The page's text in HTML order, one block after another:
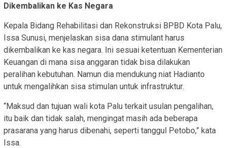
Dikembalikan ke Kas Negara
Kepala Bidang Rehabilitasi dan Rekonstruksi BPBD Kota Palu,
Issa Sunusi, menjelaskan sisa dana stimulant harus
dikembalikan ke kas negara. Ini sesuai ketentuan Kementerian
Keuangan di mana sisa anggaran tidak bisa dilakukan
peralihan kebutuhan. Namun dia mendukung niat Hadianto
untuk mengalihkan sisa stimulan untuk infrastruktur.
“Maksud dan tujuan wali kota Palu terkait usulan pengalihan,
itu baik dan tidak salah, mengingat masih ada beberapa
prasarana yang harus dibenahi, seperti tanggul Petobo,” kata
Issa.